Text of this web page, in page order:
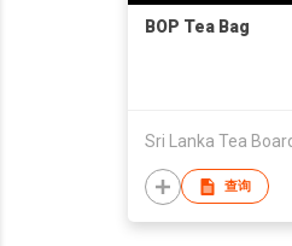
BOP Tea Bag
Sri Lanka Tea
查询